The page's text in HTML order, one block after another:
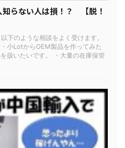
知らない人は損！？ 【脱！
下のような相談をよく受けます。
小LotからOEM製品を作ってみた
扱いたいです。 ・大量の在庫保管